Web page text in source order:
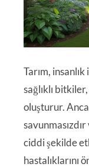
Tarım,
sağlıklı
oluşturur.
ciddi şekilde
hastalıklarını